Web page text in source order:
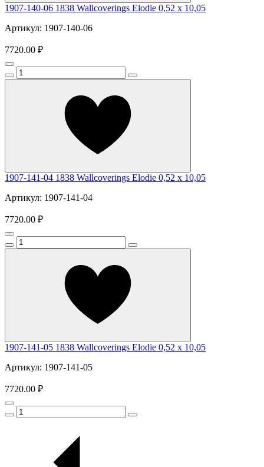
1907-140-06 1838 Wallcoverings Elodie 0,52 x 10,05
Артикул: 1907-140-06
7720.00 ₽
1907-141-04 1838 Wallcoverings Elodie 0,52 x 10,05
Артикул: 1907-141-04
7720.00 ₽
1907-141-05 1838 Wallcoverings Elodie 0,52 x 10,05
Артикул: 1907-141-05
7720.00 ₽